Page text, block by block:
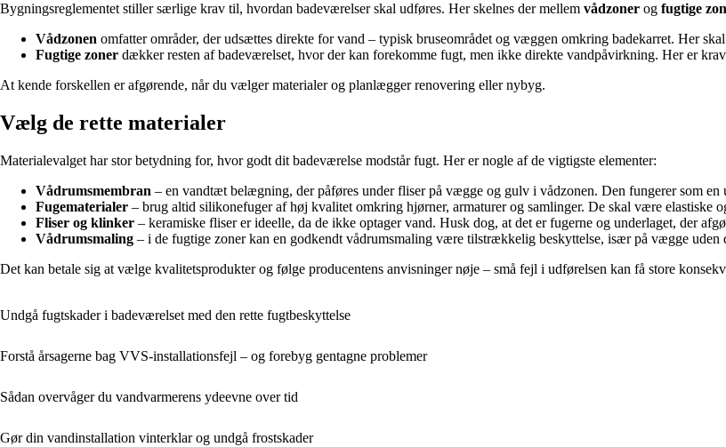
Bygningsreglementet stiller særlige krav til, hvordan badeværelser skal udføres. Her skelnes der mellem vådzoner og fugtige
Vådzonen omfatter områder, der udsættes direkte for vand – typisk bruseområdet og væggen omkring badekarret. Her
Fugtige zoner dækker resten af badeværelset, hvor der kan forekomme fugt, men ikke direkte vandpåvirkning. Her er
At kende forskellen er afgørende, når du vælger materialer og planlægger renovering eller nybyg.
Vælg de rette materialer
Materialevalget har stor betydning for, hvor godt dit badeværelse modstår fugt. Her er nogle af de vigtigste elementer:
Vådrumsmembran – en vandtæt belægning, der påføres under fliser på vægge og gulv i vådzonen. Den fungerer som
Fugematerialer – brug altid silikonefuger af høj kvalitet omkring hjørner, armaturer og samlinger. De skal være elastiske
Fliser og klinker – keramiske fliser er ideelle, da de ikke optager vand. Husk dog, at det er fugerne og underlaget, der
Vådrumsmaling – i de fugtige zoner kan en godkendt vådrumsmaling være tilstrækkelig beskyttelse, især på vægge uden
Det kan betale sig at vælge kvalitetsprodukter og følge producentens anvisninger nøje – små fejl i udførelsen kan få store
Undgå fugtskader i badeværelset med den rette fugtbeskyttelse
Forstå årsagerne bag VVS-installationsfejl – og forebyg gentagne problemer
Sådan overvåger du vandvarmerens ydeevne over tid
Gør din vandinstallation vinterklar og undgå frostskader